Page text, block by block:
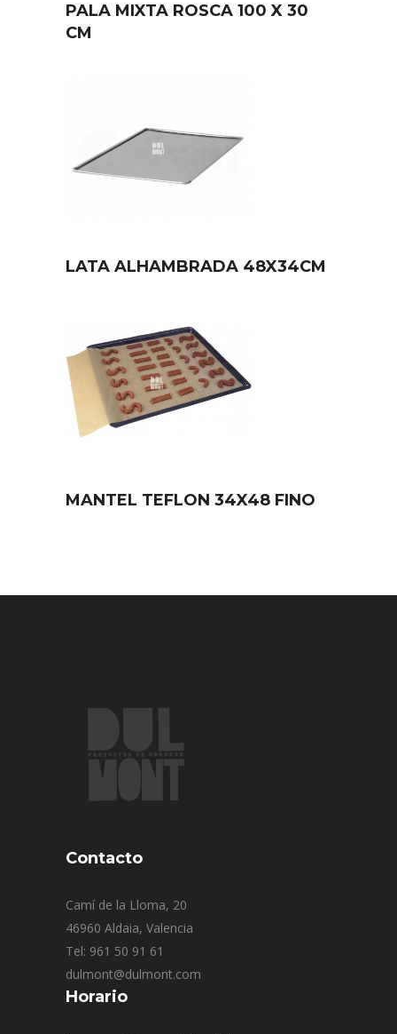
PALA MIXTA ROSCA 100 X 30
CM
LATA ALHAMBRADA 48X34CM
MANTEL TEFLON 34X48 FINO
Contacto
Camí de la Lloma, 20
46960 Aldaia, Valencia
Tel: 961 50 91 61
dulmont@dulmont.com
Horario